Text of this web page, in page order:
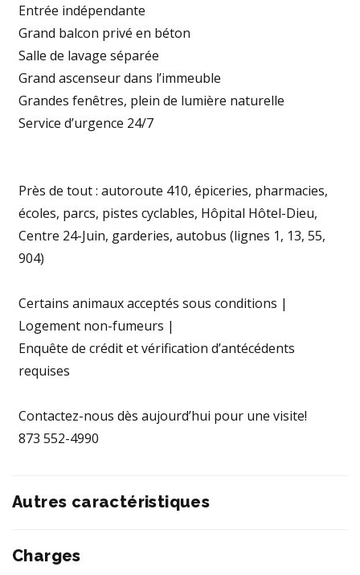
Entrée indépendante
Grand balcon privé en béton
Salle de lavage séparée
Grand ascenseur dans l’immeuble
Grandes fenêtres, plein de lumière naturelle
Service d’urgence 24/7
Près de tout : autoroute 410, épiceries, pharmacies,
écoles, parcs, pistes cyclables, Hôpital Hôtel-Dieu,
Centre 24-Juin, garderies, autobus (lignes 1, 13, 55,
904)
Certains animaux acceptés sous conditions |
Logement non-fumeurs |
Enquête de crédit et vérification d’antécédents
requises
Contactez-nous dès aujourd’hui pour une visite!
873 552-4990
Autres caractéristiques
Charges